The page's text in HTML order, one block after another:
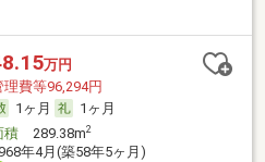
万円
理費等96,294円
1ヶ月
1ヶ月
積289.38m2
年4月(築58年5ヶ月)